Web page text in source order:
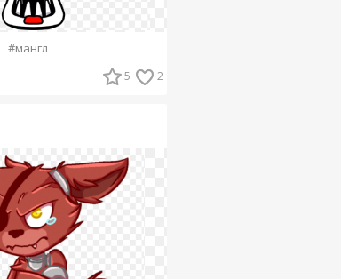
#мангл
5 2